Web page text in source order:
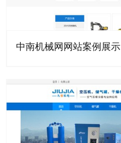
中南机械网网站案例展示